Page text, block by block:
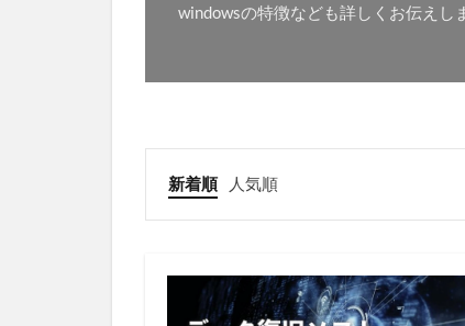
windowsの特徴なども詳しくお伝えし
新着順 人気順